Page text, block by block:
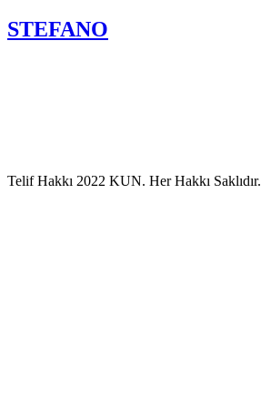
STEFANO
Telif Hakkı 2022 KUN. Her Hakkı Saklıdır.